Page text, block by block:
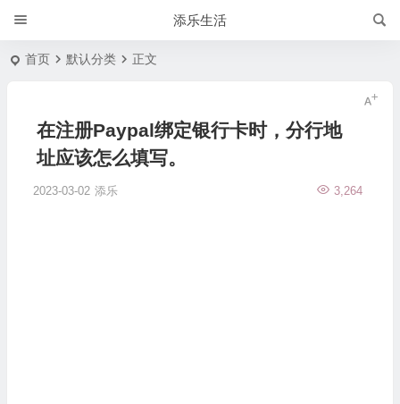
添乐生活
首页 默认分类 正文
在注册Paypal绑定银行卡时，分行地
址应该怎么填写。
2023-03-02 添乐 3,264